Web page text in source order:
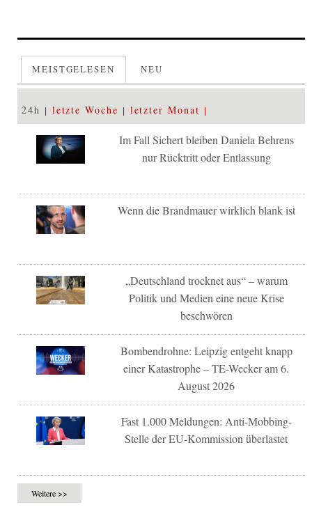
MEISTGELESEN NEU
24h letzte Woche letzter Monat
Im Fall Sichert bleiben Daniela Behrens
nur Rücktritt oder Entlassung
Wenn die Brandmauer wirklich blank ist
„Deutschland trocknet aus“ – warum
Politik und Medien eine neue Krise
beschwören
Bombendrohne: Leipzig entgeht knapp
einer Katastrophe – TE-Wecker am 6.
August 2026
Fast 1.000 Meldungen: Anti-Mobbing-
Stelle der EU-Kommission überlastet
Weitere >>